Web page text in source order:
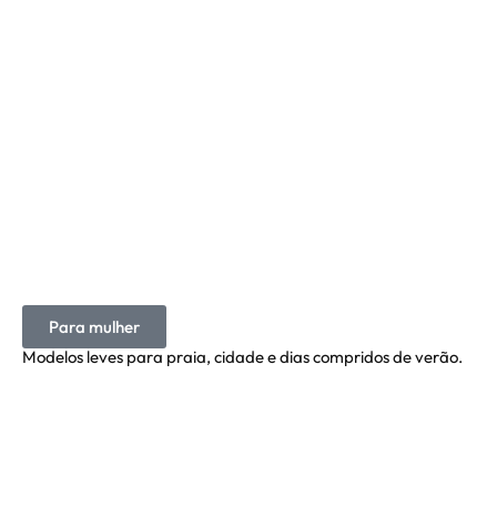
Para mulher
Modelos leves para praia, cidade e dias compridos de verão.